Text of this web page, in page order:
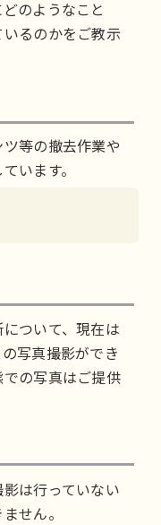
のようなこと
いるのかをご教示
等の撤去作業や
います。
ついて、現在は
写真撮影ができ
の写真はご提供
は行っていない
せん。